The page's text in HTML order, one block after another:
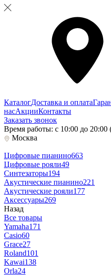
КаталогДоставка и оплата
насАкцииКонтакты
Заказать звонок
Время работы: с 10:00 до
Москва
Цифровые пианино663
Цифровые рояли49
Синтезаторы194
Акустические пианино221
Акустические рояли177
Аксессуары269
Назад
Все товары
Yamaha171
Casio60
Grace27
Roland101
Kawai138
Orla24